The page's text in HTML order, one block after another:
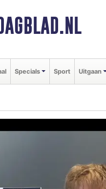
Specials Sport Uitgaan